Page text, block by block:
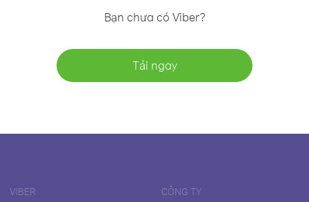
Bạn chưa có Viber?
Tải ngay
VIBER CÔNG TY